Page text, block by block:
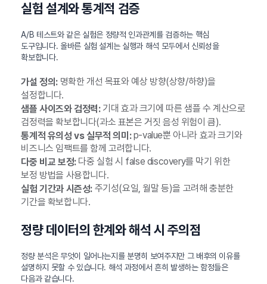
실험 설계와 통계적 검증
A/B 테스트와 같은 실험은 정량적 인과관계를 검증하는 핵심
도구입니다. 올바른 실험 설계는 실행과 해석 모두에서 신뢰성을
확보합니다.
가설 정의:명확한 개선 목표와 예상 방향(상향/하향)을
설정합니다.
샘플 사이즈와 검정력:기대 효과 크기에 따른 샘플 수 계산으로
검정력을 확보합니다(과소 표본은 거짓 음성 위험이 큼).
통계적 유의성 vs 실무적 의미:p-value뿐 아니라 효과 크기와
비즈니스 임팩트를 함께 고려합니다.
다중 비교 보정:다중 실험 시 false discovery를 막기 위한
보정 방법을 사용합니다.
실험 기간과 시즌성:주기성(요일, 월말 등)을 고려해 충분한
기간을 확보합니다.
정량 데이터의 한계와 해석 시 주의점
정량 분석은 무엇이 일어나는지를 분명히 보여주지만 그 배후의 이유를
설명하지 못할 수 있습니다. 해석 과정에서 흔히 발생하는 함정들은
다음과 같습니다.